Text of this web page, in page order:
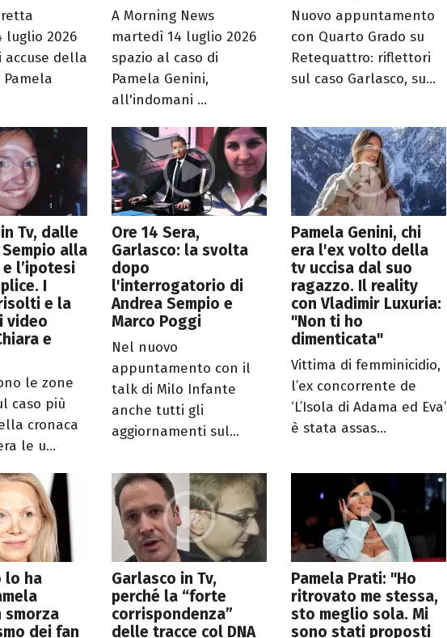
luglio 2026
della
A Morning News
martedì 14 luglio 2026
spazio al caso di
Pamela Genini,
all'indomani ...
Nuovo appuntamento
con Quarto Grado su
Retequattro: riflettori
sul caso Garlasco, su...
Tv, dalle
alla
l’ipotesi
I
e la
video
e
le zone
caso più
cronaca
le u...
Ore 14 Sera,
Garlasco: la svolta
dopo
l'interrogatorio di
Andrea Sempio e
Marco Poggi
Nel nuovo
appuntamento con il
talk di Milo Infante
anche tutti gli
aggiornamenti sul...
Pamela Genini, chi
era l'ex volto della
tv uccisa dal suo
ragazzo. Il reality
con Vladimir Luxuria:
"Non ti ho
dimenticata"
Vittima di femminicidio,
l’ex concorrente de
‘L’Isola di Adama ed Eva’
è stata assas...
lo ha
smorza
dei fan
Garlasco in Tv,
perché la “forte
corrispondenza”
delle tracce col DNA
Pamela Prati: "Ho
ritrovato me stessa,
sto meglio sola. Mi
sono stati proposti